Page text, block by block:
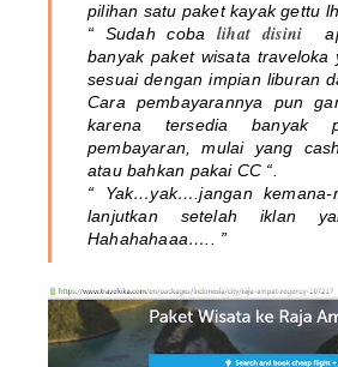
pilihan satu paket kayak gettu
“ Sudah coba lihat disini
banyak paket wisata traveloka
sesuai dengan impian liburan
Cara pembayarannya pun
karena tersedia banyak
pembayaran, mulai yang
atau bahkan pakai CC “.
“ Yak…yak….jangan
lanjutkan setelah iklan
Hahahahaaa….. ”